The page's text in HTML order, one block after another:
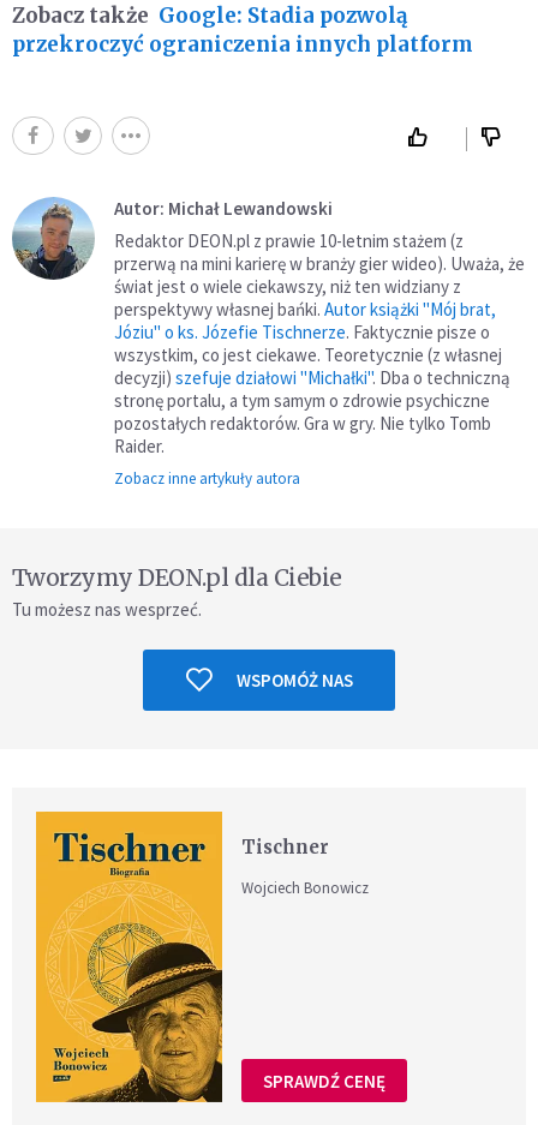
Zobacz także Google: Stadia pozwolą
przekroczyć ograniczenia innych platform
Autor: Michał Lewandowski
Redaktor DEON.pl z prawie 10-letnim stażem (z
przerwą na mini karierę w branży gier wideo). Uważa, że
świat jest o wiele ciekawszy, niż ten widziany z
perspektywy własnej bańki. Autor książki "Mój brat,
Józiu" o ks. Józefie Tischnerze. Faktycznie pisze o
wszystkim, co jest ciekawe. Teoretycznie (z własnej
decyzji) szefuje działowi "Michałki". Dba o techniczną
stronę portalu, a tym samym o zdrowie psychiczne
pozostałych redaktorów. Gra w gry. Nie tylko Tomb
Raider.
Zobacz inne artykuły autora
Tworzymy DEON.pl dla Ciebie
Tu możesz nas wesprzeć.
WSPOMÓŻ NAS
Tischner
Wojciech Bonowicz
SPRAWDŹ CENĘ